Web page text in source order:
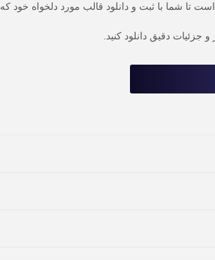
تا شما با ثبت و دانلود قالب مورد دلخواه خود که
دقیق دانلود کنید.